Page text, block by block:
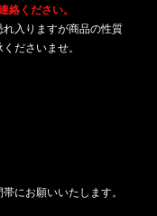
ください。
入りますが商品の性質
ださいませ。
にお願いいたします。